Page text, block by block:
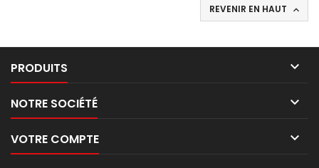
REVENIR EN HAUT 
PRODUITS 
NOTRE SOCIÉTÉ 
VOTRE COMPTE 